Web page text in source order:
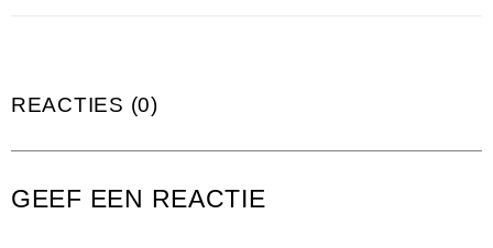
REACTIES (0)
GEEF EEN REACTIE